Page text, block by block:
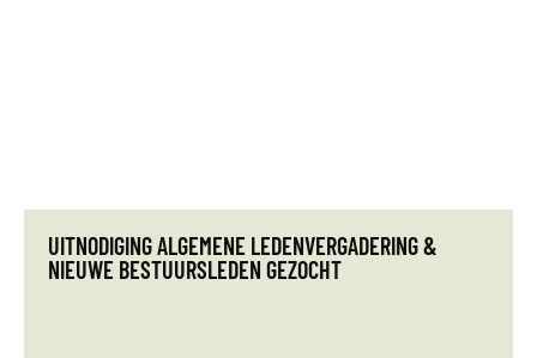
UITNODIGING ALGEMENE LEDENVERGADERING &
NIEUWE BESTUURSLEDEN GEZOCHT